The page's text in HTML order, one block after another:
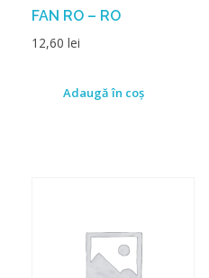
FAN RO – RO
12,60 lei
Adaugă în coș